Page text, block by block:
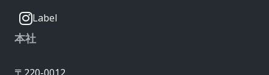
Label
本社